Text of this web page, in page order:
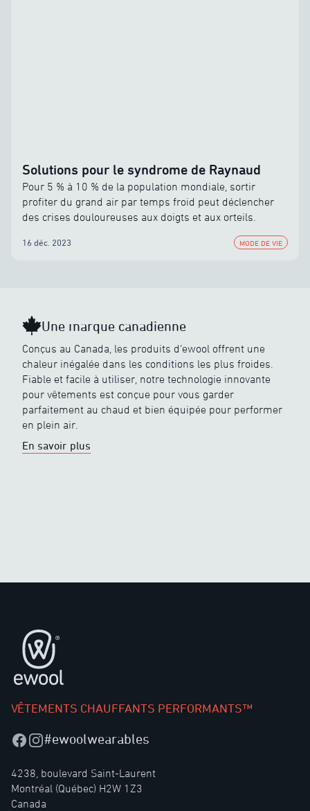
Solutions pour le syndrome de Raynaud
Pour 5 % à 10 % de la population mondiale, sortir
profiter du grand air par temps froid peut déclencher
des crises douloureuses aux doigts et aux orteils.
16 déc. 2023 MODE DE VIE
Une marque canadienne
Conçus au Canada, les produits d’ewool offrent une
chaleur inégalée dans les conditions les plus froides.
Fiable et facile à utiliser, notre technologie innovante
pour vêtements est conçue pour vous garder
parfaitement au chaud et bien équipée pour performer
en plein air.
En savoir plus
Pied de page
VÊTEMENTS CHAUFFANTS PERFORMANTS™
Facebook
Instagram
#ewoolwearables
4238, boulevard Saint-Laurent
Montréal (Québec) H2W 1Z3
Canada